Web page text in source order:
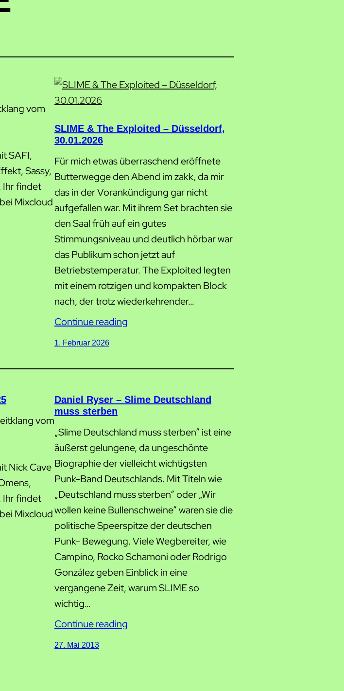
vom
SAFI,
Sassy,
Ihr findet
Mixcloud
SLIME & The Exploited – Düsseldorf,
30.01.2026
Für mich etwas überraschend eröffnete
Butterwegge den Abend im zakk, da mir
das in der Vorankündigung gar nicht
aufgefallen war. Mit ihrem Set brachten sie
den Saal früh auf ein gutes
Stimmungsniveau und deutlich hörbar war
das Publikum schon jetzt auf
Betriebstemperatur. The Exploited legten
mit einem rotzigen und kompakten Block
nach, der trotz wiederkehrender…
Continue reading
1. Februar 2026
vom
Nick Cave
Ihr findet
Mixcloud
Daniel Ryser – Slime Deutschland
muss sterben
„Slime Deutschland muss sterben“ ist eine
äußerst gelungene, da ungeschönte
Biographie der vielleicht wichtigsten
Punk-Band Deutschlands. Mit Titeln wie
„Deutschland muss sterben“ oder „Wir
wollen keine Bullenschweine“ waren sie die
politische Speerspitze der deutschen
Punk- Bewegung. Viele Wegbereiter, wie
Campino, Rocko Schamoni oder Rodrigo
González geben Einblick in eine
vergangene Zeit, warum SLIME so
wichtig…
Continue reading
27. Mai 2013